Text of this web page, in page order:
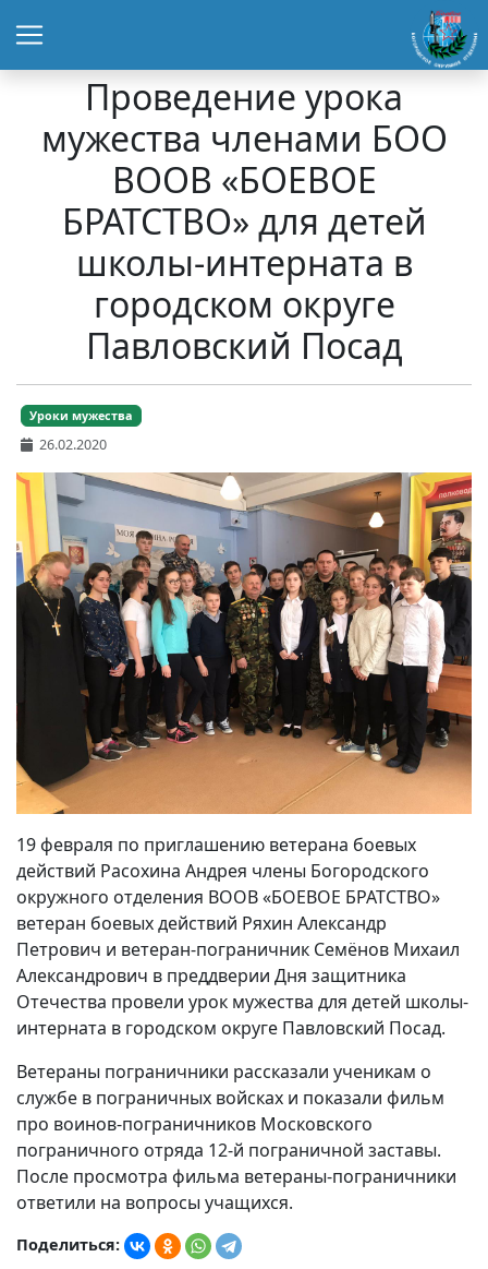
Проведение урока
мужества членами БОО
ВООВ «БОЕВОЕ
БРАТСТВО» для детей
школы-интерната в
городском округе
Павловский Посад
Уроки мужества
26.02.2020
19 февраля по приглашению ветерана боевых
действий Расохина Андрея члены Богородского
окружного отделения ВООВ «БОЕВОЕ БРАТСТВО»
ветеран боевых действий Ряхин Александр
Петрович и ветеран-пограничник Семёнов Михаил
Александрович в преддверии Дня защитника
Отечества провели урок мужества для детей школы-
интерната в городском округе Павловский Посад.
Ветераны пограничники рассказали ученикам о
службе в пограничных войсках и показали фильм
про воинов-пограничников Московского
пограничного отряда 12-й пограничной заставы.
После просмотра фильма ветераны-пограничники
ответили на вопросы учащихся.
Поделиться: